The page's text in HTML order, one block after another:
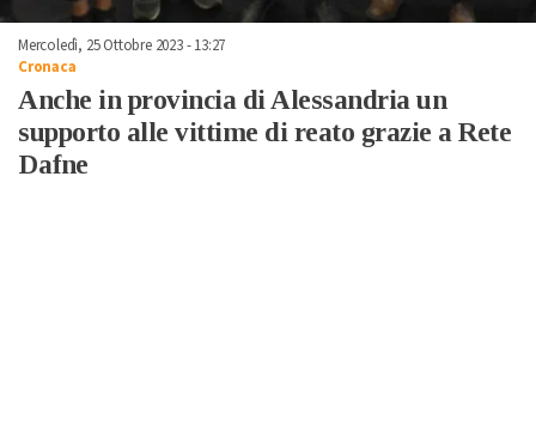
Mercoledì, 25 Ottobre 2023 - 13:27
Cronaca
Anche in provincia di Alessandria un
supporto alle vittime di reato grazie a Rete
Dafne